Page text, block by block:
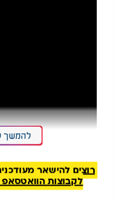
להמשך
רוצים להישאר
לקבוצות הוואטסאפ של